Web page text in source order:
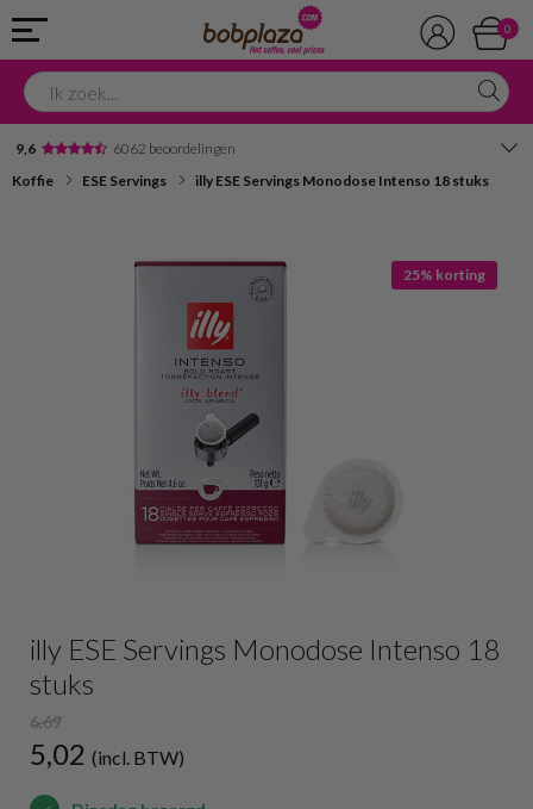
0
9,6 6062 beoordelingen
Koffie ESE Servings illy ESE Servings Monodose Intenso 18 stuks
25% korting
illy ESE Servings Monodose Intenso 18
stuks
6,69
5,02 (incl. BTW)